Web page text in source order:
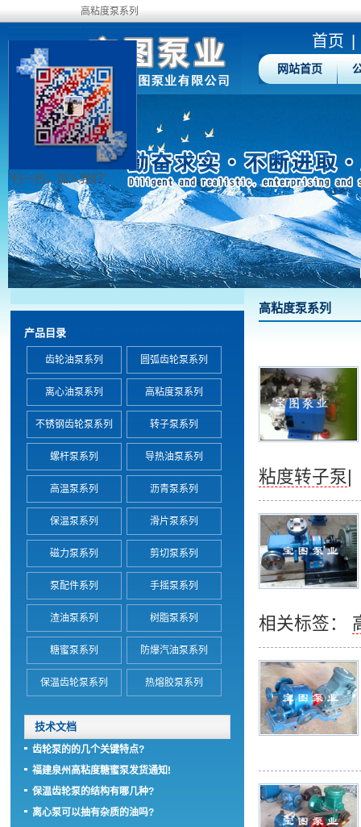
高粘度泵系列
首页
网站首页
高粘度泵系列
粘度转子泵|
相关标签：
产品目录
齿轮油泵系列 圆弧齿轮泵系列
离心油泵系列 高粘度泵系列
不锈钢齿轮泵系列 转子泵系列
螺杆泵系列 导热油泵系列
高温泵系列 沥青泵系列
保温泵系列 滑片泵系列
磁力泵系列 剪切泵系列
泵配件系列 手摇泵系列
渣油泵系列 树脂泵系列
糖蜜泵系列 防爆汽油泵系列
保温齿轮泵系列 热熔胶泵系列
技术文档
齿轮泵的的几个关键特点?
福建泉州高粘度糖蜜泵发货通知!
保温齿轮泵的结构有哪几种?
离心泵可以抽有杂质的油吗?
"扫一扫，加入我们"